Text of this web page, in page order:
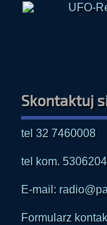
tel 32 7460008
tel kom.
E-mail:
Formularz
Polityka